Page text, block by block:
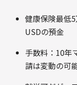
健康保険最低
USDの預金
手数料：10年
請は変動の可